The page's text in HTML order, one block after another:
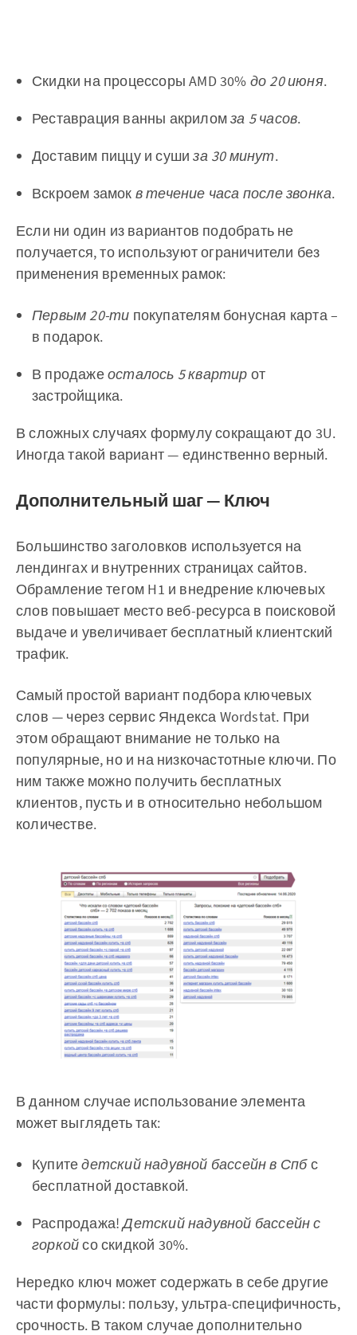
Скидки на процессоры AMD 30% до 20 июня.
Реставрация ванны акриломза 5 часов.
Доставим пиццу и сушиза 30 минут.
Вскроем замок в течение часа после звонка.
Если ни один из вариантов подобрать не
получается, то используют ограничители без
применения временных рамок:
Первым 20-ти покупателям бонусная карта –
в подарок.
В продажеосталось 5 квартир от
застройщика.
В сложных случаях формулу сокращают до 3U.
Иногда такой вариант — единственно верный.
Дополнительный шаг — Ключ
Большинство заголовков используется на
лендингах и внутренних страницах сайтов.
Обрамление тегом H1 и внедрение ключевых
слов повышает место веб-ресурса в поисковой
выдаче и увеличивает бесплатный клиентский
трафик.
Самый простой вариант подбора ключевых
слов — через сервис Яндекса Wordstat. При
этом обращают внимание не только на
популярные, но и на низкочастотные ключи. По
ним также можно получить бесплатных
клиентов, пусть и в относительно небольшом
количестве.
В данном случае использование элемента
может выглядеть так:
Купитедетский надувной бассейн в Спбс
бесплатной доставкой.
Распродажа!Детский надувной бассейн с
горкойсо скидкой 30%.
Нередко ключ может содержать в себе другие
части формулы: пользу, ультра-специфичность,
срочность. В таком случае дополнительно